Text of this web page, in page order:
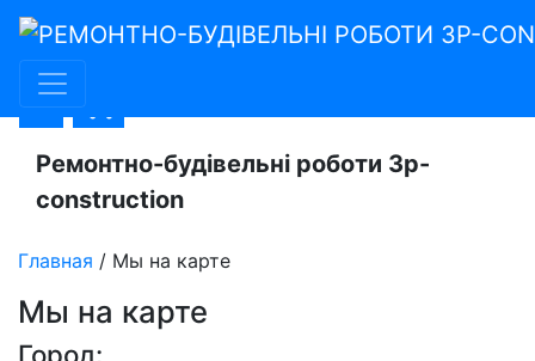
Ремонтно-будівельні роботи 3p-
construction
Главная / Мы на карте
Мы на карте
Город: